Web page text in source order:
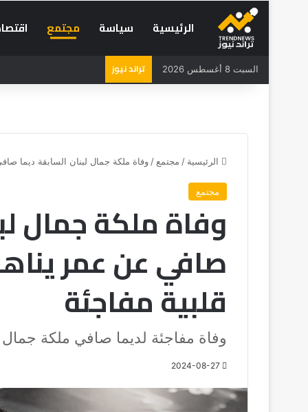
الرئيسية سياسة مجتمع
السبت 8 أغسطس 2026 تراند نيوز
الرئيسية / مجتمع / وفاة ملكة جمال لبنان السابقة ديما صافي عن عمر يناهز 30
مجتمع
وفاة ملكة جمال
قلبية مفاجئة
وفاة مفاجئة لديما صافي ملكة جمال
2024-08-27